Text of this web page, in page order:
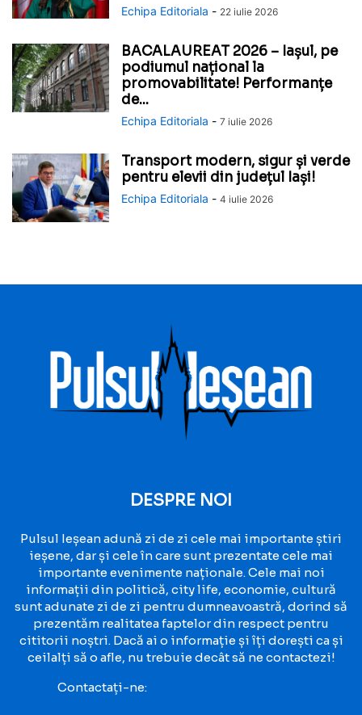
Echipa Editoriala - 22 iulie 2026
BACALAUREAT 2026 – Iașul, pe
podiumul național la
promovabilitate! Performanțe
de...
Echipa Editoriala - 7 iulie 2026
Transport modern, sigur și verde
pentru elevii din județul Iași!
Echipa Editoriala - 4 iulie 2026
DESPRE NOI
Pulsul Ieșean adună zi de zi cele mai importante știri
ieșene, dar și cele în care sunt prezentate cele mai
importante evenimente naționale. Cele mai noi
informații din politică, city life, economie, cultură
sunt adunate zi de zi pentru dumneavoastră, dorind să
prezentăm realitatea faptelor din respect pentru
cititorii noștri. Dacă ai o informație și îți dorești ca și
ceilalți să o afle, nu trebuie decât să ne contactezi!
Contactați-ne: